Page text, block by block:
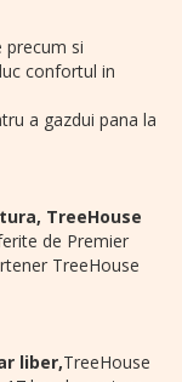
precum si
confortul in
a gazdui pana la
TreeHouse
de Premier
TreeHouse
liber,TreeHouse